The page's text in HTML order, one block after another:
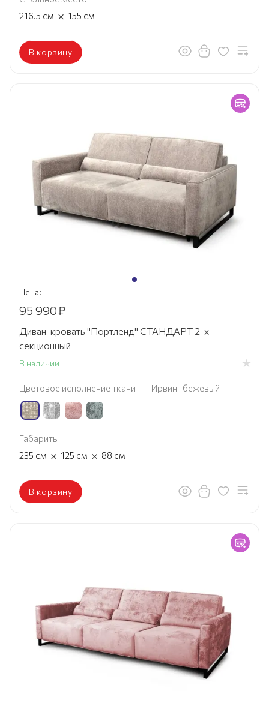
216.5 см × 155 см
В корзину
Цена:
95 990₽
Диван-кровать "Портленд" СТАНДАРТ 2-х
секционный
В наличии
Цветовое исполнение ткани — Ирвинг бежевый
Габариты
235 см × 125 см × 88 см
В корзину